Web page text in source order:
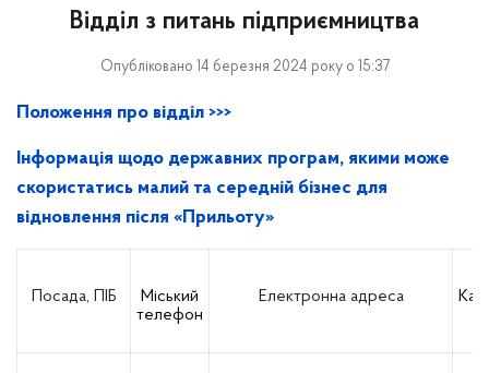
Відділ з питань підприємництва
Опубліковано 14 березня 2024 року о 15:37
Положення про відділ >>>
Інформація щодо державних програм, якими може
скористатись малий та середній бізнес для
відновлення після «Прильоту»
Посада, ПІБ
Міський
телефон
Електронна адреса